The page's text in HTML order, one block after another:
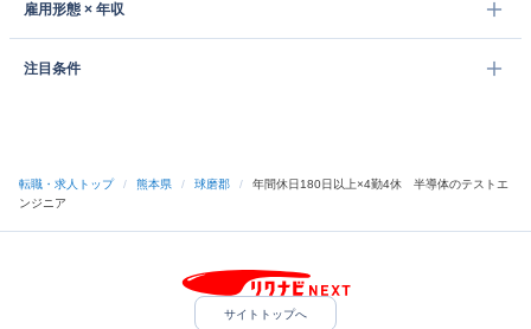
雇用形態 × 年収
注目条件
転職・求人トップ / 熊本県 / 球磨郡 /
年間休日180日以上×4勤4休 半導体のテストエ
ンジニア
サイトトップへ